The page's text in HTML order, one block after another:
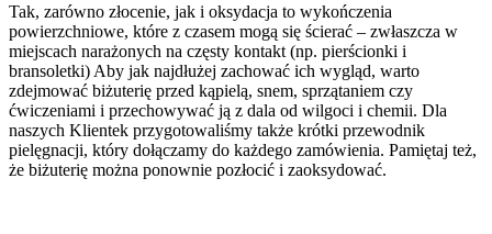
Tak, zarówno złocenie, jak i oksydacja to wykończenia
powierzchniowe, które z czasem mogą się ścierać – zwłaszcza w
miejscach narażonych na częsty kontakt (np. pierścionki i
bransoletki) Aby jak najdłużej zachować ich wygląd, warto
zdejmować biżuterię przed kąpielą, snem, sprzątaniem czy
ćwiczeniami i przechowywać ją z dala od wilgoci i chemii. Dla
naszych Klientek przygotowaliśmy także krótki przewodnik
pielęgnacji, który dołączamy do każdego zamówienia. Pamiętaj też,
że biżuterię można ponownie pozłocić i zaoksydować.